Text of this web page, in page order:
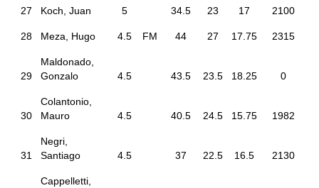
27 Koch, Juan 5 34.5 23 17 2100
28 Meza, Hugo 4.5 FM 44 27 17.75 2315
29
Maldonado,
Gonzalo
4.5 43.5 23.5 18.25 0
30
Colantonio,
Mauro
4.5 40.5 24.5 15.75 1982
31
Negri,
Santiago
4.5 37 22.5 16.5 2130
Cappelletti,